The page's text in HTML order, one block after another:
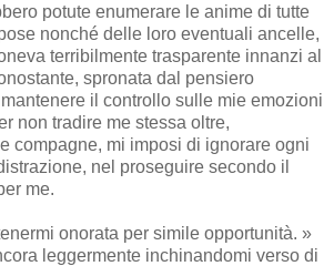
potute enumerare le anime di tutte
nonché delle loro eventuali ancelle,
terribilmente trasparente innanzi al
spronata dal pensiero
il controllo sulle mie emozioni
non tradire me stessa oltre,
compagne, mi imposi di ignorare ogni
nel proseguire secondo il
me.
onorata per simile opportunità. »
leggermente inchinandomi verso di